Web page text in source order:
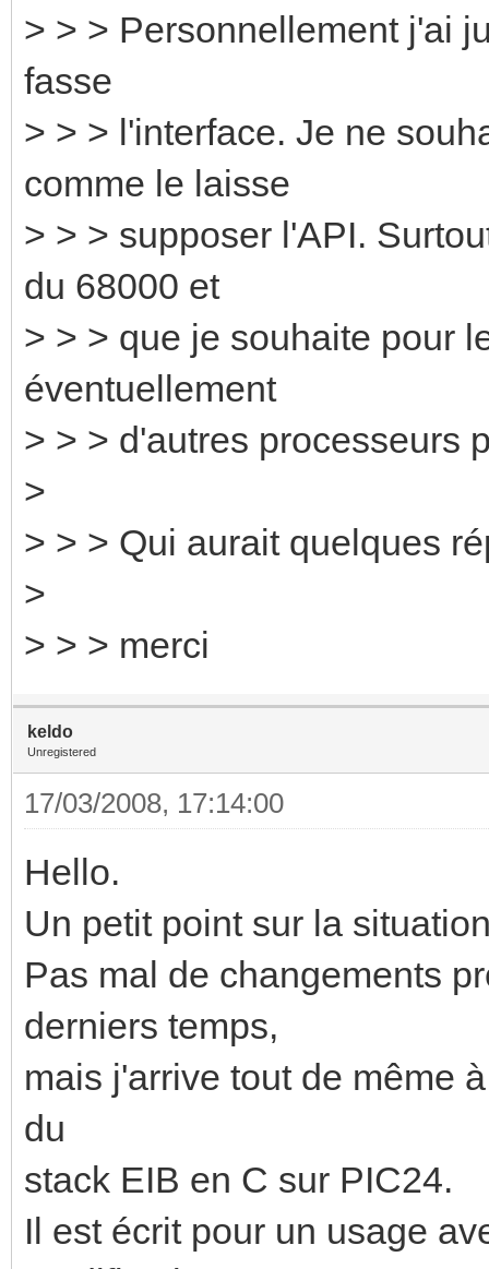
> > > Personnellement j'ai
fasse
> > > l'interface. Je ne
comme le laisse
> > > supposer l'API.
du 68000 et
> > > que je souhaite pour
éventuellement
> > > d'autres processeurs
>
> > > Qui aurait quelques
>
> > > merci
keldo
Unregistered
17/03/2008, 17:14:00
Hello.
Un petit point sur la
Pas mal de changements
derniers temps,
mais j'arrive tout de même
du
stack EIB en C sur PIC24.
Il est écrit pour un usage